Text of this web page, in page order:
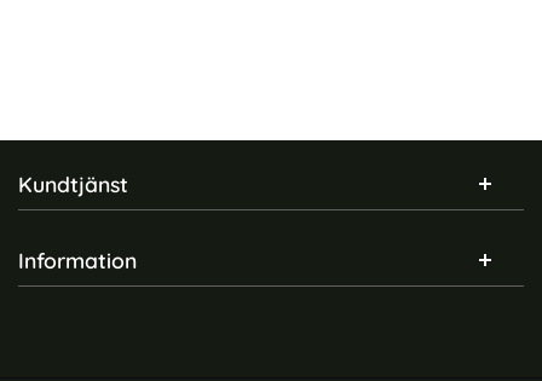
Sidfot Blandad info och länkar
Kundtjänst
Information